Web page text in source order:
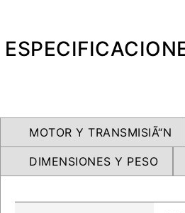
Precio desde $11.690.000
Precio desde $12.690.000
RX
MOTOR Y TRANSMISIÃ“N
DIMENSIONES Y PESO